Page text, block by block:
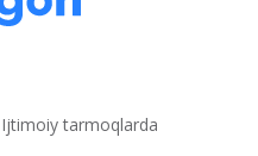
Ijtimoiy tarmoqlarda